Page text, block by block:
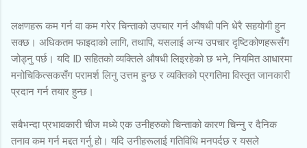
लक्षणहरू कम गर्न वा कम गरेर चिन्ताको उपचार गर्न औषधी पनि धेरै सहयोगी हुन
सक्छ। अधिकतम फाइदाको लागि, तथापि, यसलाई अन्य उपचार दृष्टिकोणहरूसँग
जोड्नु पर्छ। यदि ID सहितको व्यक्तिले औषधी लिइरहेको छ भने, नियमित आधारमा
मनोचिकित्सकसँग परामर्श लिनु उत्तम हुन्छ र व्यक्तिको प्रगतिमा विस्तृत जानकारी
प्रदान गर्न तयार हुन्छ।
सबैभन्दा प्रभावकारी चीज मध्ये एक उनीहरुको चिन्ताको कारण चिन्नु र दैनिक
तनाव कम गर्न मद्दत गर्नु हो। यदि उनीहरूलाई गतिविधि मनपर्दछ र यसले